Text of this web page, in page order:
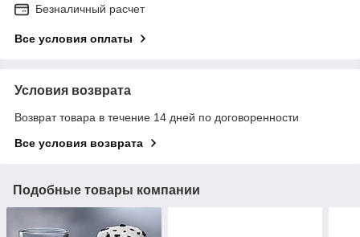
Безналичный расчет
Все условия оплаты
Условия возврата
Возврат товара в течение 14 дней по договоренности
Все условия возврата
Подобные товары компании